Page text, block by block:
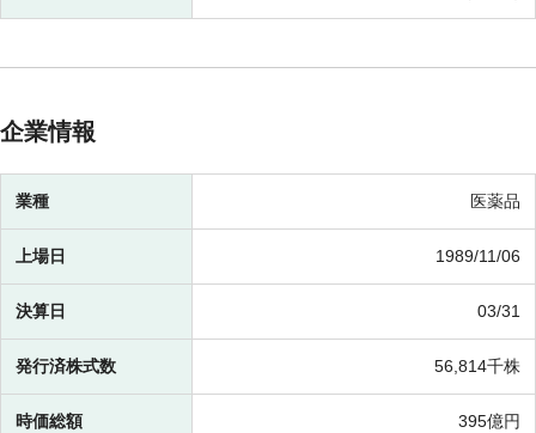
企業情報
業種 医薬品
上場日 1989/11/06
決算日 03/31
発行済株式数 56,814千株
時価総額 395億円